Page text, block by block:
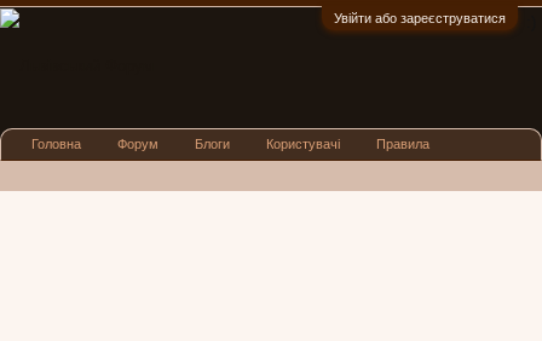
Увійти або зареєструватися
Головна Форум Блоги Користувачі Правила